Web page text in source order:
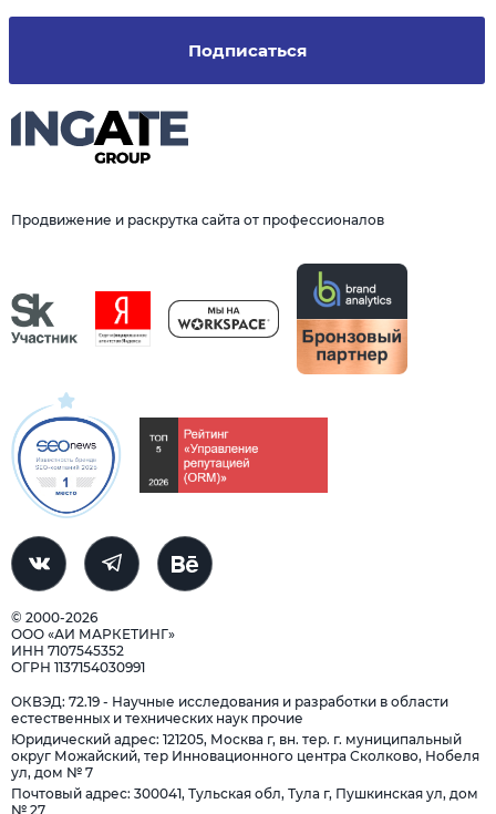
Продвижение и раскрутка сайта от профессионалов
© 2000-2026
ООО «АИ МАРКЕТИНГ»
ИНН 7107545352
ОГРН 1137154030991
Подписаться
ОКВЭД: 72.19 - Научные исследования и разработки в области
естественных и технических наук прочие
Юридический адрес: 121205, Москва г, вн. тер. г. муниципальный
округ Можайский, тер Инновационного центра Сколково, Нобеля
ул, дом № 7
Почтовый адрес: 300041, Тульская обл, Тула г, Пушкинская ул, дом
№ 27